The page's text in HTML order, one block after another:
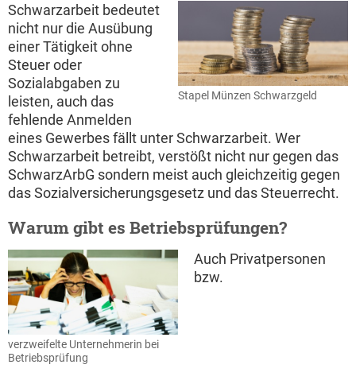
Stapel Münzen Schwarzgeld
Schwarzarbeit bedeutet
nicht nur die Ausübung
einer Tätigkeit ohne
Steuer oder
Sozialabgaben zu
leisten, auch das
fehlende Anmelden
eines Gewerbes fällt unter Schwarzarbeit. Wer
Schwarzarbeit betreibt, verstößt nicht nur gegen das
SchwarzArbG sondern meist auch gleichzeitig gegen
das Sozialversicherungsgesetz und das Steuerrecht.
Warum gibt es Betriebsprüfungen?
verzweifelte Unternehmerin bei
Betriebsprüfung
Auch Privatpersonen
bzw.